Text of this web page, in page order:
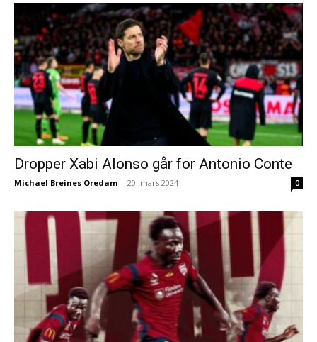
Dropper Xabi Alonso går for Antonio Conte
Michael Breines Oredam - 20. mars 2024 0